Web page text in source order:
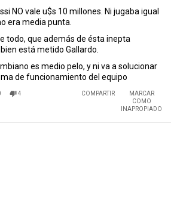
NO vale u$s 10 millones. Ni jugaba igual
era media punta.
todo, que además de ésta inepta
está metido Gallardo.
es medio pelo, y ni va a solucionar
de funcionamiento del equipo
4 COMPARTIR
MARCAR
COMO
INAPROPIADO